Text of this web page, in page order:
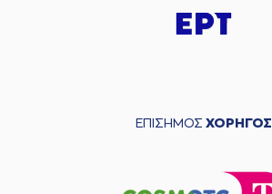
ΕΠΙΣΗΜΟΣ ΧΟΡΗΓΟΣ